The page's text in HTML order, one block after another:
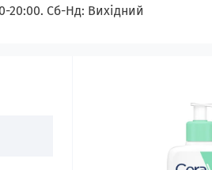
20:00. Сб-Нд: Вихідний